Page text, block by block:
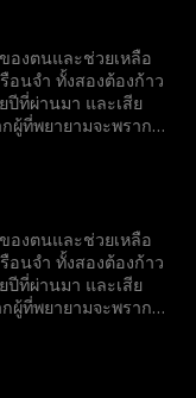
องตนและช่วยเหลือ
อนจำ ทั้งสองต้องก้าว
ที่ผ่านมา และเสีย
ผู้ที่พยายามจะพราก
องตนและช่วยเหลือ
อนจำ ทั้งสองต้องก้าว
ที่ผ่านมา และเสีย
ผู้ที่พยายามจะพราก